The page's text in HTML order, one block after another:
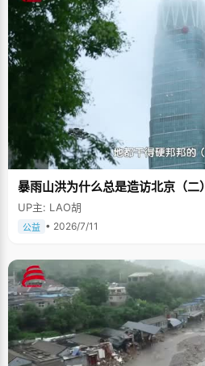
暴雨山洪为什么总是造访北京（二）
UP主: LAO胡
公益 • 2026/7/11